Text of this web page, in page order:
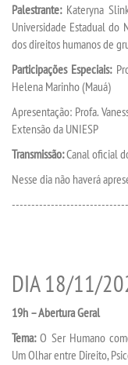
REPOSITÓRIO
MANUAIS
REGIMENTOS
DISCENTES
LOGIN
PORTAL DE ALUNOS
PORTAL DE
Palestrante:Kateryna
Universidade Estadual do
dos direitos humanos de
Participações Especiais:
Helena Marinho (Mauá)
Apresentação: Profa.
Extensão da UNIESP
Transmissão:Canal oficial
Nesse dia não haverá
DIA 18/11/
19h – Abertura Geral
Tema:O Ser Humano
Um Olhar entre Direito,